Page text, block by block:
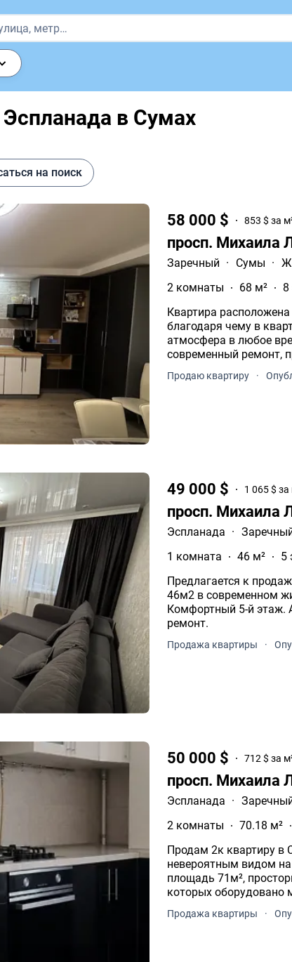
в Сумах
на поиск
58 000 $ 853 $ за
просп. Михаила
Заречный · Сумы ·
2 комнаты
68 м²
8
Квартира
благодаря чему в
атмосфера в любое время года. Выполнен
современный ремонт,
Продаю квартиру ·
49 000 $ 1 065 $ за
просп. Михаила
Эспланада ·
1 комната
46 м²
5
Предлагается к
46м2 в современном
Комфортный 5-й этаж. Автономное отопление. Современный качественный
ремонт.
Продажа квартиры ·
50 000 $ 712 $ за
просп. Михаила
Эспланада ·
2 комнаты
70.18 м²
Продам 2к квартиру в
невероятным видом
площадь 71м²,
которых оборудовано
Продажа квартиры ·